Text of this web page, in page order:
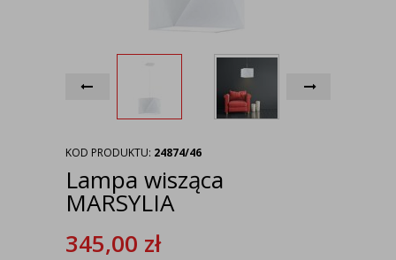
KOD PRODUKTU: 24874/46
Lampa wisząca
MARSYLIA
345,00 zł